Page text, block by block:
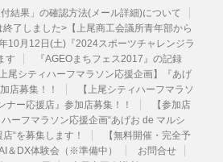
結果」の確認方法(メール詳細)について
了しました>【上尾商工会議所青年部から
10月12日(土)『2024スポーツチャレンジラ
す
『AGEOまちフェス2017』の記録
上尾シティハーフマラソン応援企画】『あげ
店募集！！
【上尾シティハーフマラソ
ナー応援店』参加店募集！！
【参加店
ーフマラソン応援企画“あげお de マルシ
“を募集します！
【無料開催・完全予
＆DX体験会（※準備中）
お問合せ